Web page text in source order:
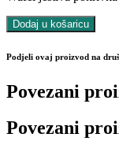
Dodaj u košaricu
Podjeli ovaj proizvod na
Povezani
Povezani